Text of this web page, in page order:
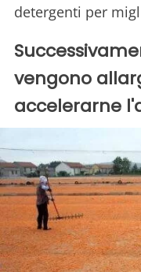
detergenti per
vengono
accelerarne